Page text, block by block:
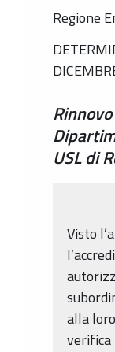
Regione
USL di
Visto
alla